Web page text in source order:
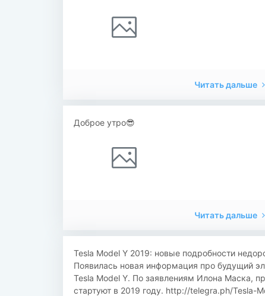
Читать дальше
Доброе утро😎
Читать дальше
Tesla Model Y 2019: новые подробности
Появилась новая информация про будущий
Tesla Model Y. По заявлениям Илона Маска,
стартуют в 2019 году. http://telegra.ph/Tesla-